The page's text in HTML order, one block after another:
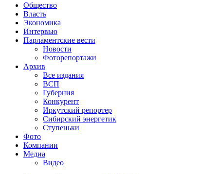
Общество
Власть
Экономика
Интервью
Парламентские вести
Новости
Фоторепортажи
Архив
Все издания
ВСП
Губерния
Конкурент
Иркутский репортер
Сибирский энергетик
Ступеньки
Фото
Компании
Медиа
Видео